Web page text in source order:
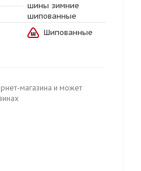
шины зимние
шипованные
Шипованные
магазина и может